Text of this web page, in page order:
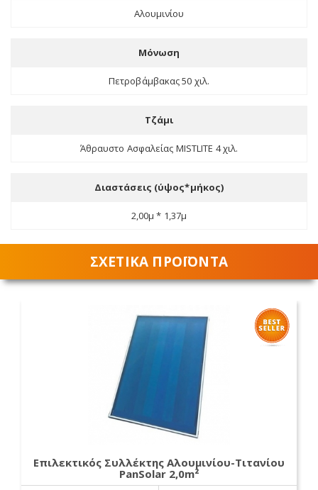
Αλουμινίου
Μόνωση
Πετροβάμβακας 50 χιλ.
Τζάμι
Άθραυστο Ασφαλείας MISTLITE 4 χιλ.
Διαστάσεις (ύψος*μήκος)
2,00μ * 1,37μ
ΣΧΕΤΙΚΑ ΠΡΟΪΟΝΤΑ
Επιλεκτικός Συλλέκτης Αλουμινίου-Τιτανίου
PanSolar 2,0m²